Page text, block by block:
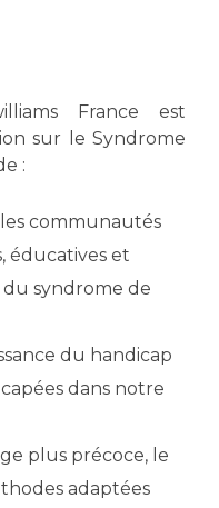
France est
sur le Syndrome
:
les communautés
éducatives et
du syndrome de
du handicap
dans notre
plus précoce, le
adaptées